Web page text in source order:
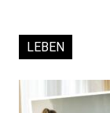
LEBEN